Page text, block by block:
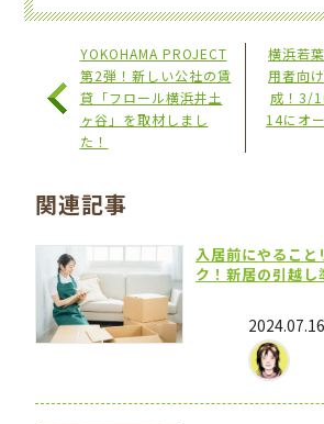
YOKOHAMA PROJECT
第2弾！新しい公社の賃
貸「フロール横浜井土
ヶ谷」を取材しまし
た！
横浜若
用者向
成！3/
14にオ
関連記事
入居前にやること
ク！新居の引越し
2024.07.16